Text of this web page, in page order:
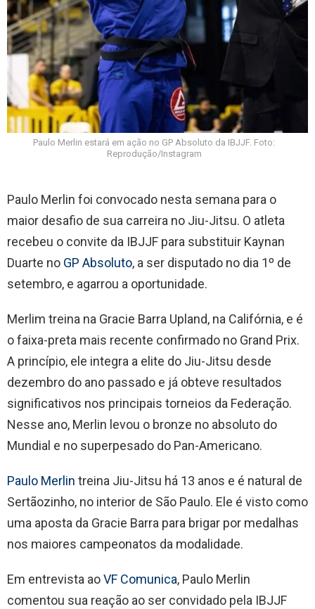
Paulo Merlin estará em ação no GP Absoluto da IBJJF. Foto:
Reprodução/Instagram
Paulo Merlin foi convocado nesta semana para o
maior desafio de sua carreira no Jiu-Jitsu. O atleta
recebeu o convite da IBJJF para substituir Kaynan
Duarte no GP Absoluto, a ser disputado no dia 1º de
setembro, e agarrou a oportunidade.
Merlim treina na Gracie Barra Upland, na Califórnia, e é
o faixa-preta mais recente confirmado no Grand Prix.
A princípio, ele integra a elite do Jiu-Jitsu desde
dezembro do ano passado e já obteve resultados
significativos nos principais torneios da Federação.
Nesse ano, Merlin levou o bronze no absoluto do
Mundial e no superpesado do Pan-Americano.
Paulo Merlin treina Jiu-Jitsu há 13 anos e é natural de
Sertãozinho, no interior de São Paulo. Ele é visto como
uma aposta da Gracie Barra para brigar por medalhas
nos maiores campeonatos da modalidade.
Em entrevista aoVF Comunica, Paulo Merlin
comentou sua reação ao ser convidado pela IBJJF